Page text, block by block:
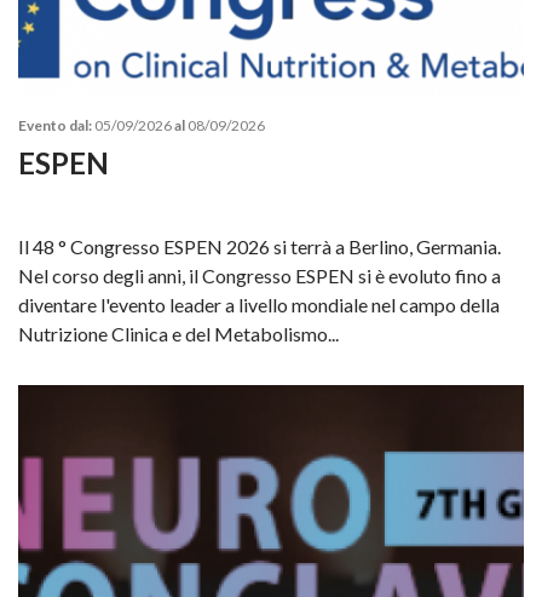
Evento dal: 05/09/2026al 08/09/2026
ESPEN
Il 48 ° Congresso ESPEN 2026 si terrà a Berlino, Germania.
Nel corso degli anni, il Congresso ESPEN si è evoluto fino a
diventare l'evento leader a livello mondiale nel campo della
Nutrizione Clinica e del Metabolismo...